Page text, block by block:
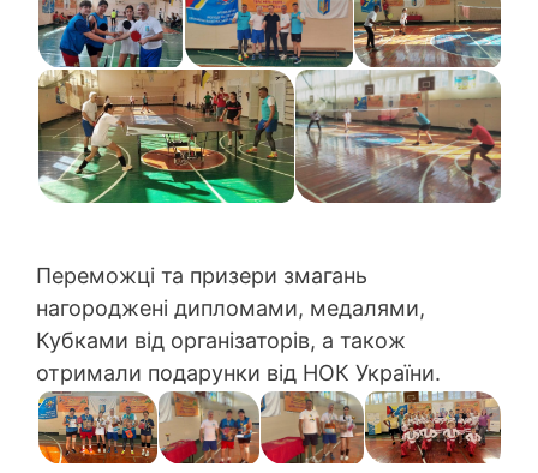
Переможці та призери змагань
нагороджені дипломами, медалями,
Кубками від організаторів, а також
отримали подарунки від НОК України.